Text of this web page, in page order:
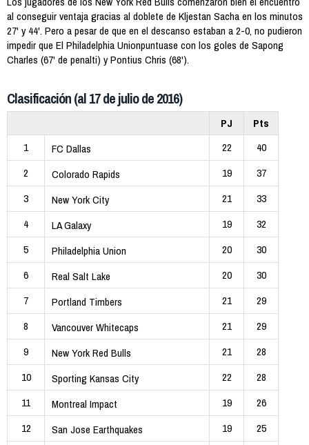
al conseguir ventaja gracias al doblete de Kljestan Sacha en los minutos
27' y 44'. Pero a pesar de que en el descanso estaban a 2-0, no pudieron
impedir que El Philadelphia Unionpuntuase con los goles de Sapong
Charles (67' de penalti) y Pontius Chris (68').
Clasificación (al 17 de julio de 2016)
PJ
Pts
1
FC Dallas 22
40
2
Colorado Rapids 19
37
3
New York City 21
33
4
LA Galaxy 19
32
5
Philadelphia Union 20
30
6
Real Salt Lake 20
30
7
Portland Timbers 21
29
8
Vancouver Whitecaps 21
29
9
New York Red Bulls 21
28
10
Sporting Kansas City 22
28
11
Montreal Impact 19
26
12
San Jose Earthquakes 19
25